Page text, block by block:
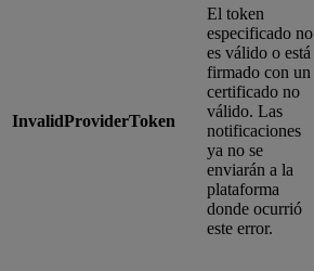
InvalidProviderToken
El token
especificado no
es válido o está
firmado con un
certificado no
válido. Las
notificaciones
ya no se
enviarán a la
plataforma
donde ocurrió
este error.